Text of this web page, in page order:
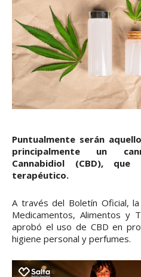
Puntualmente serán
principalmente un
Cannabidiol (CBD),
terapéutico.
A través del Boletín Oficial,
Medicamentos, Alimentos y
aprobó el uso de CBD en
higiene personal y perfumes.